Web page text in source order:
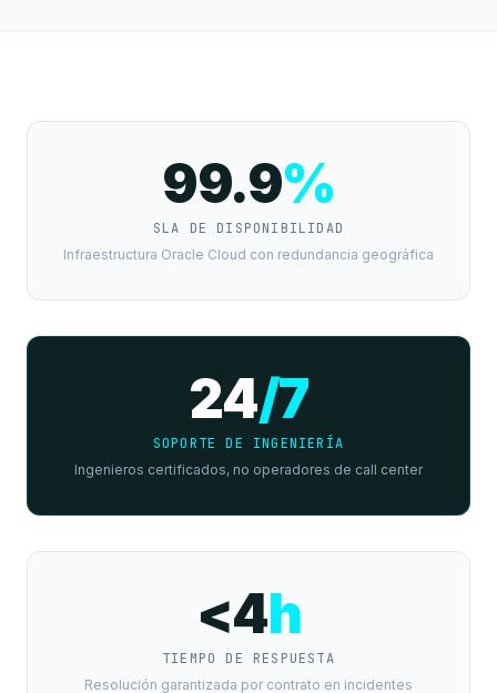
99.9%
SLA DE DISPONIBILIDAD
Infraestructura Oracle Cloud con redundancia geográfica
24/7
SOPORTE DE INGENIERÍA
Ingenieros certificados, no operadores de call center
<4h
TIEMPO DE RESPUESTA
Resolución garantizada por contrato en incidentes